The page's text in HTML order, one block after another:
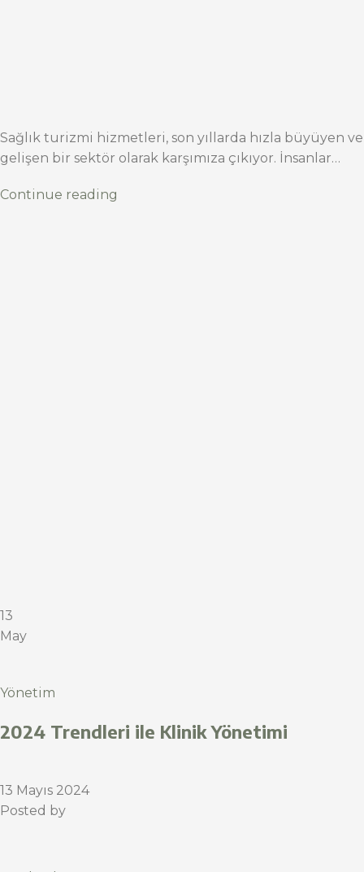
Sağlık turizmi hizmetleri, son yıllarda hızla büyüyen ve
gelişen bir sektör olarak karşımıza çıkıyor. İnsanlar…
Continue reading
13
May
Yönetim
2024 Trendleri ile Klinik Yönetimi
13 Mayıs 2024
Posted by